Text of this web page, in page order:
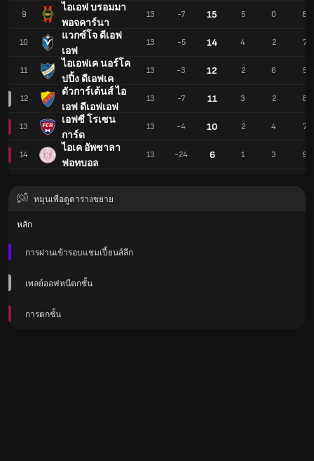
9
ไอเอฟ บรอมมา
พอจคาร์นา
10
แวกซ์โจ ดีเอฟ
เอฟ
11
ไอเอฟเค นอร์โค
ปปิ้ง ดีเอฟเค
12
ดัวการ์เด้นส์ ไอ
เอฟ ดีเอฟเอฟ
13
เอฟซี โรเซน
การ์ด
14
ไอเค อัพซาลา
ฟอทบอล
13 -7 15 5 0 8
13 -5 14 4 2 7
13 -3 12 2 6 5
13 -7 11 3 2 8
13 -4 10 2 4 7
13 -24 6 1 3 9
หมุนเพื่อดูตารางขยาย
หลัก
การผ่านเข้ารอบแชมเปี้ยนส์ลีก
เพลย์ออฟหนีตกชั้น
การตกชั้น